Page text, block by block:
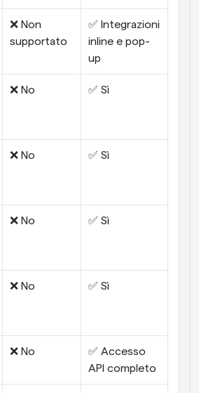
❌ Non
supportato
✅ Integrazioni
inline e pop-
up
❌ No ✅ Sì
❌ No ✅ Sì
❌ No ✅ Sì
❌ No ✅ Sì
❌ No
✅ Accesso
API completo